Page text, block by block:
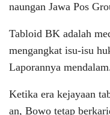
naungan Jawa Pos
Tabloid BK adalah
mengangkat isu-isu
Laporannya
Ketika era kejayaan
an, Bowo tetap